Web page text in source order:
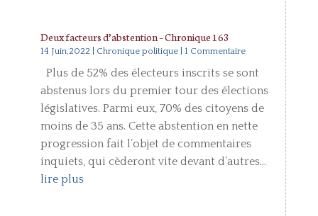
Deux facteurs d’abstention – Chronique 163
14 Juin,2022 Chronique politique| 1 Commentaire
Plus de 52% des électeurs inscrits se sont
abstenus lors du premier tour des élections
législatives. Parmi eux, 70% des citoyens de
moins de 35 ans. Cette abstention en nette
progression fait l’objet de commentaires
inquiets, qui cèderont vite devant d’autres...
lire plus